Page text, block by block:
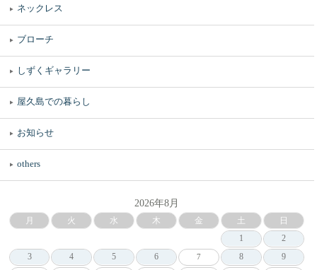
ネックレス
ブローチ
しずくギャラリー
屋久島での暮らし
お知らせ
others
2026年8月
月 火 水 木 金 土
日
1
2
3
4 5 6 7 8 9